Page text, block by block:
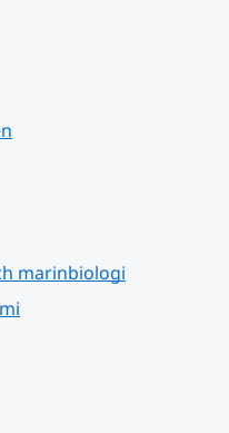
marinbiologi